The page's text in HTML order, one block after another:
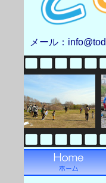
メール：